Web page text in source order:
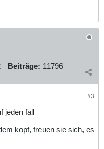
Beiträge: 11796
#3
jeden fall
kopf, freuen sie sich, es